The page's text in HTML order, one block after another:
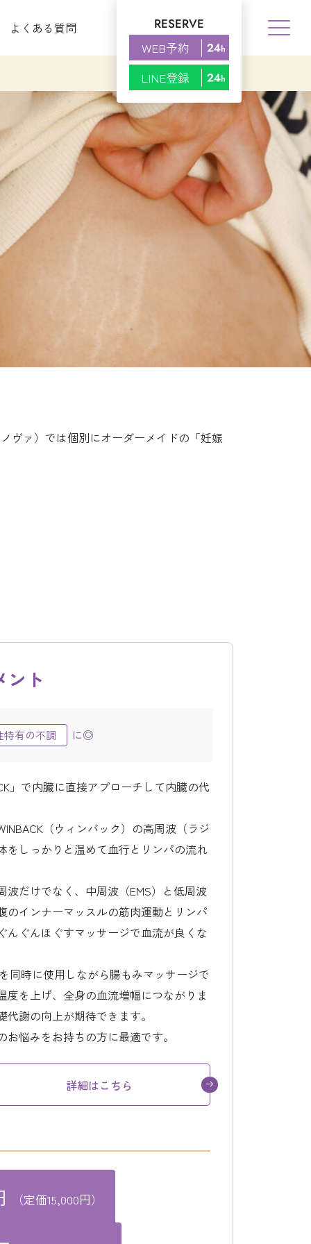
よくある質問 RESERVE
WEB予約
LINE登録
ヴァ）では個別にオーダーメイドの「妊娠
ント
特有の不調 に◎
」で内臓に直接アプローチして内臓の代
（ウィンバック）の高周波（ラジ
をしっかりと温めて血行とリンパの流れ
だけでなく、中周波（EMS）と低周波
のインナーマッスルの筋肉運動とリンパ
んぐんほぐすマッサージで血流が良くな
同時に使用しながら腸もみマッサージで
を上げ、全身の血流増幅につながりま
謝の向上が期待できます。
悩みをお持ちの方に最適です。
詳細はこちら
（定価15,000円）